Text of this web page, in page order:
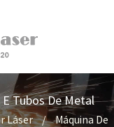
Tubos De Metal
Láser
Máquina De